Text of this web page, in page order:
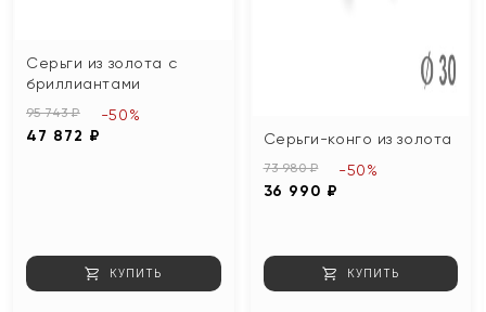
Серьги из золота с
бриллиантами
95 743 ₽
47 872 ₽
-50%
КУПИТЬ
Серьги-конго из золота
73 980 ₽
36 990 ₽
-50%
КУПИТЬ